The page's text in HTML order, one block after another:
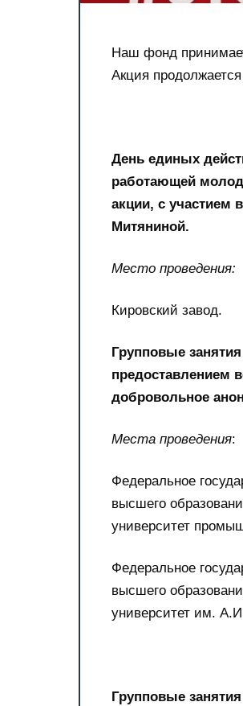
Наш фонд
Акция
День единых
работающей
акции, с участием
Митяниной.
Место проведения:
Кировский завод.
Групповые
предоставлением
добровольное
Места проведения:
Федеральное
высшего
университет
Федеральное
высшего
университет им.
Групповые